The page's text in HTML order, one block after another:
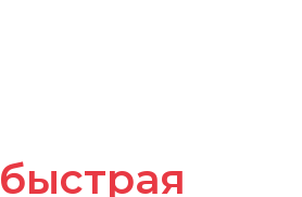
быстрая